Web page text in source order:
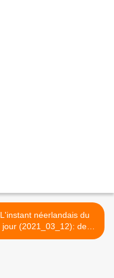
L'instant néerlandais du
jour (2021_03_12): de
vrijheid van godsdienst >